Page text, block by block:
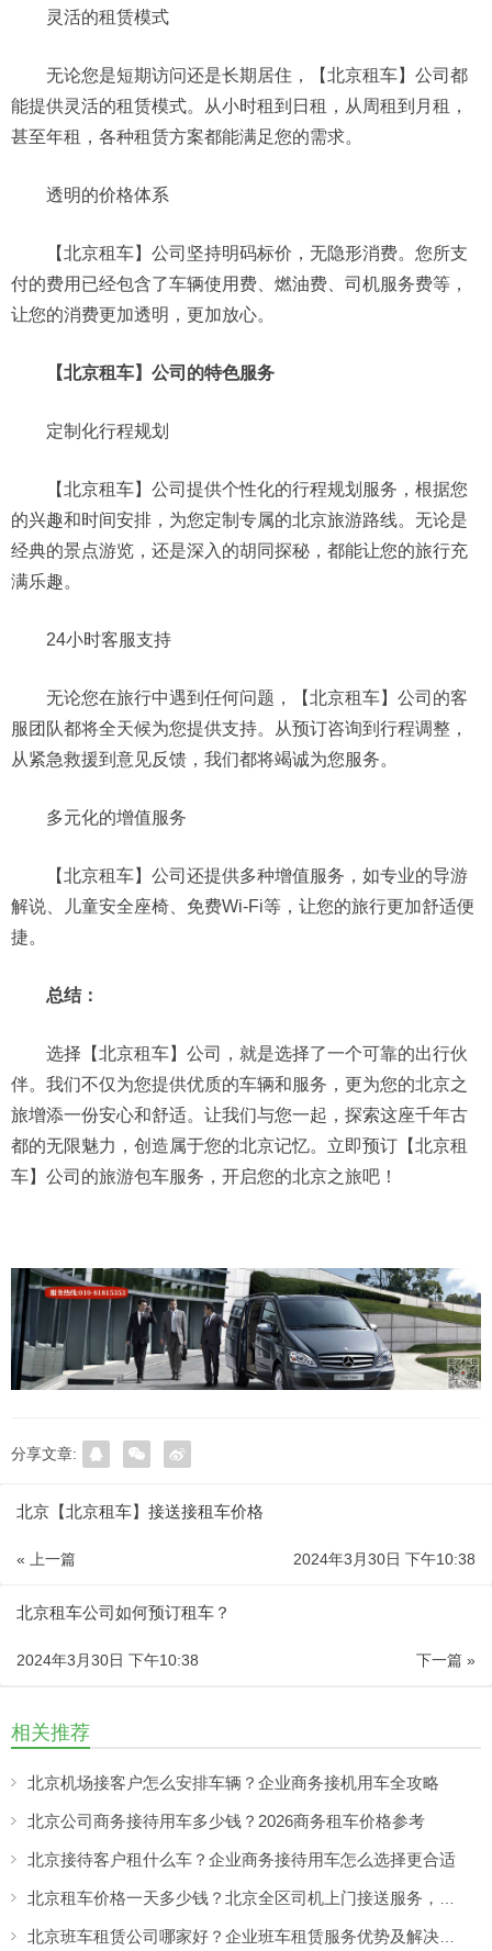
灵活的租赁模式
无论您是短期访问还是长期居住，【北京租车】公司都
能提供灵活的租赁模式。从小时租到日租，从周租到月租，
甚至年租，各种租赁方案都能满足您的需求。
透明的价格体系
【北京租车】公司坚持明码标价，无隐形消费。您所支
付的费用已经包含了车辆使用费、燃油费、司机服务费等，
让您的消费更加透明，更加放心。
【北京租车】公司的特色服务
定制化行程规划
【北京租车】公司提供个性化的行程规划服务，根据您
的兴趣和时间安排，为您定制专属的北京旅游路线。无论是
经典的景点游览，还是深入的胡同探秘，都能让您的旅行充
满乐趣。
24小时客服支持
无论您在旅行中遇到任何问题，【北京租车】公司的客
服团队都将全天候为您提供支持。从预订咨询到行程调整，
从紧急救援到意见反馈，我们都将竭诚为您服务。
多元化的增值服务
【北京租车】公司还提供多种增值服务，如专业的导游
解说、儿童安全座椅、免费Wi-Fi等，让您的旅行更加舒适便
捷。
总结：
选择【北京租车】公司，就是选择了一个可靠的出行伙
伴。我们不仅为您提供优质的车辆和服务，更为您的北京之
旅增添一份安心和舒适。让我们与您一起，探索这座千年古
都的无限魅力，创造属于您的北京记忆。立即预订【北京租
车】公司的旅游包车服务，开启您的北京之旅吧！
分享文章:
北京【北京租车】接送接租车价格
« 上一篇 2024年3月30日 下午10:38
北京租车公司如何预订租车？
下一篇 »
2024年3月30日 下午10:38
相关推荐
北京机场接客户怎么安排车辆？企业商务接机用车全攻略
北京公司商务接待用车多少钱？2026商务租车价格参考
北京接待客户租什么车？企业商务接待用车怎么选择更合适
北京租车价格一天多少钱？北京全区司机上门接送服务，让出行更方便
北京班车租赁公司哪家好？企业班车租赁服务优势及解决方案